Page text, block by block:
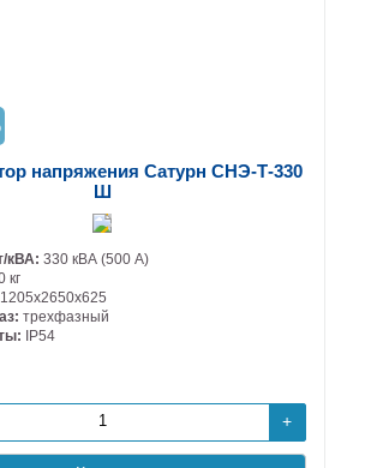
напряжения Сатурн СНЭ-Т-330
Ш
кВА: 330 кВА (500 А)
кг
1205х2650х625
трехфазный
IP54
+